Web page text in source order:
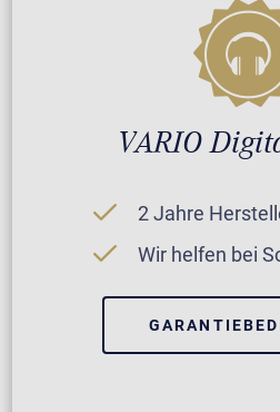
VARIO
2 Jahre
Wir helfen bei